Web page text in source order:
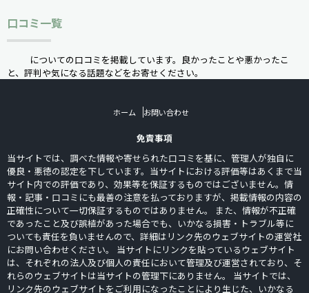
口コミ一覧
についての口コミを掲載しています。良かったことや悪かったこ
と、評判や気になる話題などをお寄せください。
ホーム お問い合わせ
免責事項
当サイトでは、調べた情報や寄せられた口コミを基に、管理人が独自に
優良・悪徳の認定を下しています。当サイトにおける評価等はあくまで当
サイト内での評価であり、効果等を保証するものではございません。情
報・記事・口コミにも最善の注意を払っておりますが、掲載情報の内容の
正確性について一切保証するものではありません。 また、情報が不正確
であったこと及び誤植があった場合でも、いかなる損害・トラブル等に
ついても責任を負いませんので、詳細はリンク先のウェブサイトの運営社
にお問い合わせください。 当サイトにリンクを貼っているウェブサイト
は、それぞれの法人及び個人の責任において管理及び運営されており、そ
れらのウェブサイトは当サイトの管理下にありません。 当サイトでは、
リンク先のウェブサイトをご利用になったことにより生じた、いかなる